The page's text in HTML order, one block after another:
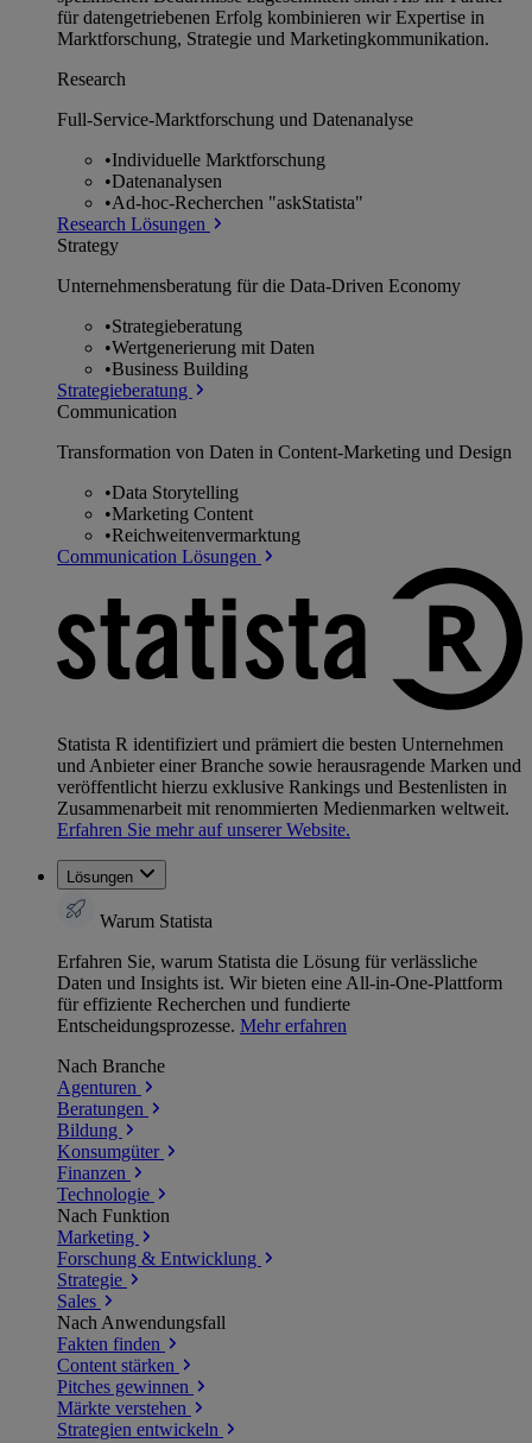
für datengetriebenen Erfolg kombinieren wir Expertise in
Marktforschung, Strategie und Marketingkommunikation.
Research
Full-Service-Marktforschung und Datenanalyse
•Individuelle Marktforschung
•Datenanalysen
•Ad-hoc-Recherchen "askStatista"
Research Lösungen
Strategy
Unternehmens­beratung für die Data-Driven Economy
•Strategieberatung
•Wertgenerierung mit Daten
•Business Building
Strategieberatung
Communication
Transformation von Daten in Content-Marketing und Design
•Data Storytelling
•Marketing Content
•Reichweitenvermarktung
Communication Lösungen
Statista R identifiziert und prämiert die besten Unternehmen
und Anbieter einer Branche sowie herausragende Marken und
veröffentlicht hierzu exklusive Rankings und Bestenlisten in
Zusammenarbeit mit renommierten Medienmarken weltweit.
Erfahren Sie mehr auf unserer Website.
Lösungen
Warum Statista
Erfahren Sie, warum Statista die Lösung für verlässliche
Daten und Insights ist. Wir bieten eine All-in-One-Plattform
für effiziente Recherchen und fundierte
Entscheidungsprozesse. Mehr erfahren
Nach Branche
Agenturen
Beratungen
Bildung
Konsumgüter
Finanzen
Technologie
Nach Funktion
Marketing
Forschung & Entwicklung
Strategie
Sales
Nach Anwendungsfall
Fakten finden
Content stärken
Pitches gewinnen
Märkte verstehen
Strategien entwickeln